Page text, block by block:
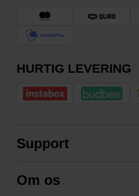
HURTIG LEVERING
Support
Om os